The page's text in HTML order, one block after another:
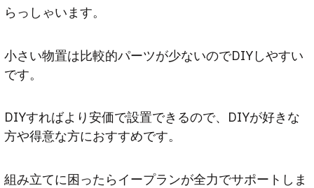
らっしゃいます。
小さい物置は比較的パーツが少ないのでDIYしやすい
です。
DIYすればより安価で設置できるので、DIYが好きな
方や得意な方におすすめです。
組み立てに困ったらイープランが全力でサポートしま